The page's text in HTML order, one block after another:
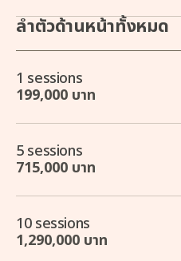
ลำตัวด้านหน้าทั้งหมด
1 sessions
199,000 บาท
5 sessions
715,000 บาท
10 sessions
1,290,000 บาท